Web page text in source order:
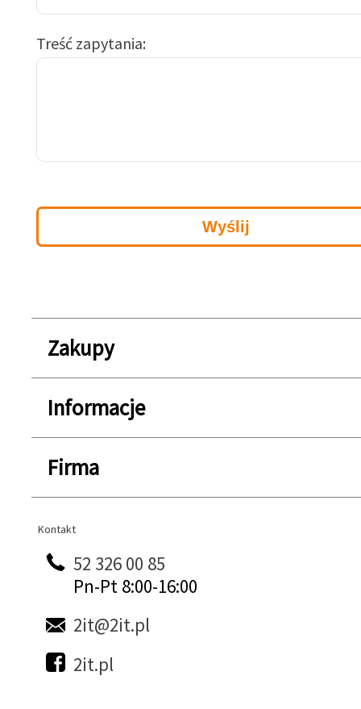
Treść zapytania
Zakupy
Informacje
Firma
Kontakt
Kontakt
52 326 00 85
Pn-Pt 8:00-16:00
2it@2it.pl
2it.pl